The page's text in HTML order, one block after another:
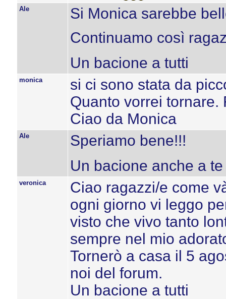
Ale
Si Monica sarebbe
Continuamo così
Un bacione a tutti
monica
si ci sono stata da
Quanto vorrei tornare.
Ciao da Monica
Ale
Speriamo bene!!!
Un bacione anche a
veronica
Ciao ragazzi/e come
ogni giorno vi leggo
visto che vivo tanto
sempre nel mio
Tornerò a casa il 5
noi del forum.
Un bacione a tutti